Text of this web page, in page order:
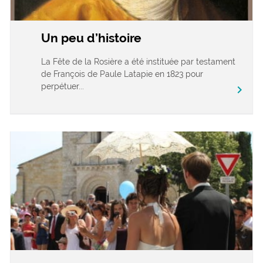
Un peu d’histoire
La Fête de la Rosière a été instituée par testament
de François de Paule Latapie en 1823 pour
perpétuer...
chevron_right